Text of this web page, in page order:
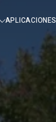
APLICACIONES